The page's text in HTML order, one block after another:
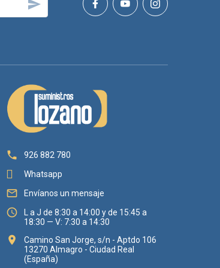
con acabados pensados para
Embalaje


926 882 780
Whatsapp
 Envíanos un mensaje

L a J de 8:30 a 14:00 y de 15:45 a
18:30 — V: 7:30 a 14:30

Camino San Jorge, s/n - Aptdo 106
13270 Almagro - Ciudad Real
(España)